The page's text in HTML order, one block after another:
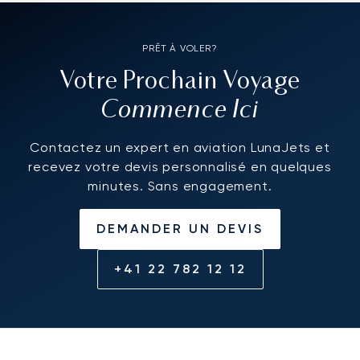
PRÊT À VOLER?
Votre Prochain Voyage
Commence Ici
Contactez un expert en aviation LunaJets et
recevez votre devis personnalisé en quelques
minutes. Sans engagement.
DEMANDER UN DEVIS
+41 22 782 12 12